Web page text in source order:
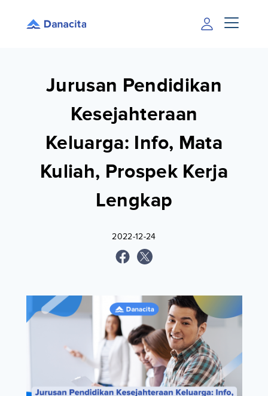
Jurusan Pendidikan
Kesejahteraan
Keluarga: Info, Mata
Kuliah, Prospek Kerja
Lengkap
2022-12-24